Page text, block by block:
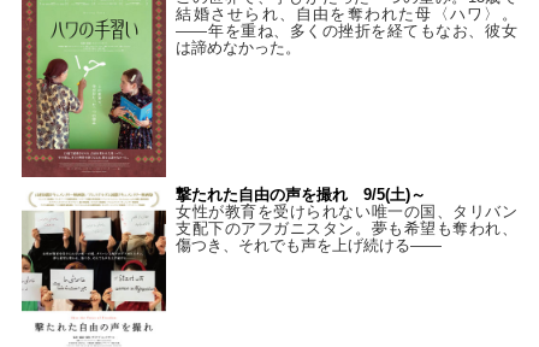
結婚させられ、自由を奪われた母〈ハワ〉。
——年を重ね、多くの挫折を経てもなお、彼女
は諦めなかった。
撃たれた自由の声を撮れ 9/5(土)～
女性が教育を受けられない唯一の国、タリバン
支配下のアフガニスタン。夢も希望も奪われ、
傷つき、それでも声を上げ続ける——